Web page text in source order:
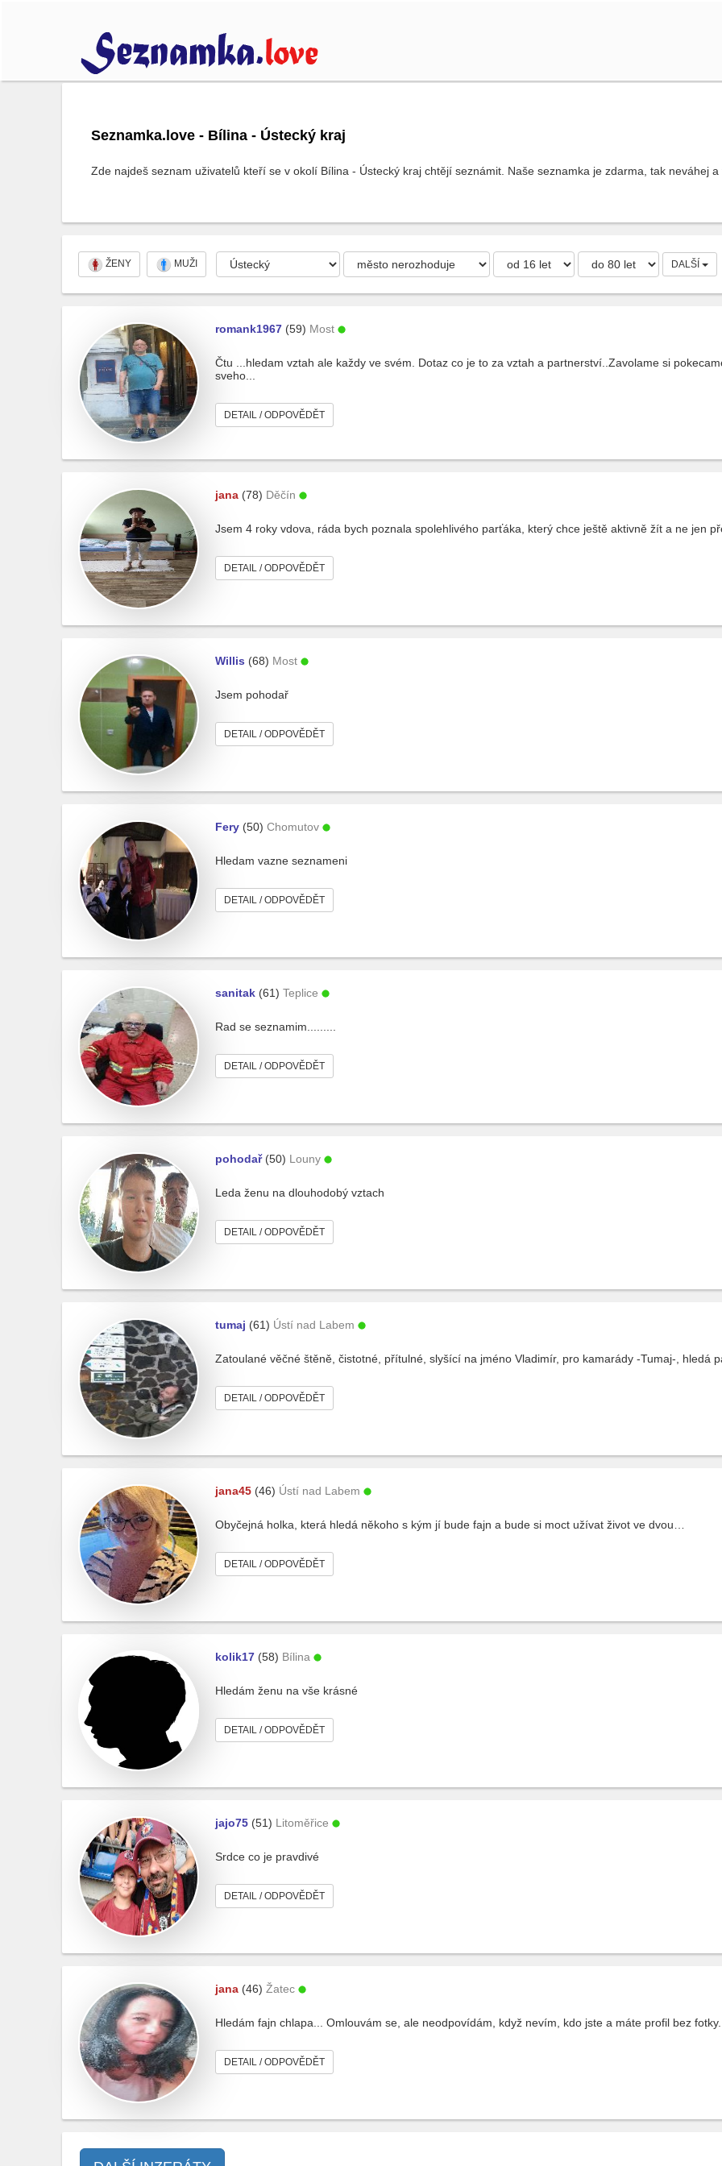
Seznamka.love - Bílina - Ústecký kraj
Zde najdeš seznam uživatelů kteří se v okolí Bílina - Ústecký kraj chtějí seznámit. Naše seznamka je zdarma, tak neváhej a
ŽENY MUŽI DALŠÍ
romank1967 (59) Most
Čtu ...hledam vztah ale každy ve svém. Dotaz co je to za vztah a partnerství..Zavolame si
sveho...
DETAIL / ODPOVĚDĚT
jana (78) Děčín
Jsem 4 roky vdova, ráda bych poznala spolehlivého parťáka, který chce ještě aktivně žít a ne jen
DETAIL / ODPOVĚDĚT
Willis (68) Most
Jsem pohodař
DETAIL / ODPOVĚDĚT
Fery (50) Chomutov
Hledam vazne seznameni
DETAIL / ODPOVĚDĚT
sanitak (61) Teplice
Rad se seznamim.........
DETAIL / ODPOVĚDĚT
pohodař(50) Louny
Leda ženu na dlouhodobý vztach
DETAIL / ODPOVĚDĚT
tumaj (61) Ústí nad Labem
Zatoulané věčné štěně, čistotné, přítulné, slyšící na jméno Vladimír, pro kamarády -Tumaj-, hledá
DETAIL / ODPOVĚDĚT
jana45 (46) Ústí nad Labem
Obyčejná holka, která hledá někoho s kým jí bude fajn a bude si moct užívat život ve dvou…
DETAIL / ODPOVĚDĚT
kolik17 (58) Bílina
Hledám ženu na vše krásné
DETAIL / ODPOVĚDĚT
jajo75 (51) Litoměřice
Srdce co je pravdivé
DETAIL / ODPOVĚDĚT
jana (46) Žatec
Hledám fajn chlapa... Omlouvám se, ale neodpovídám, když nevím, kdo jste a máte profil bez fotky.
DETAIL / ODPOVĚDĚT